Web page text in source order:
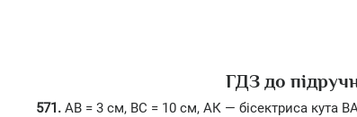
ГДЗ до
571. АВ = 3 см, ВС = 10 см, АК — бісектриса кута